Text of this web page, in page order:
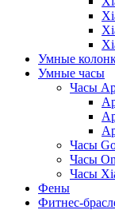
Умные
Умные часы
Часы
Часы
Часы
Часы
Фены
Фитнес-